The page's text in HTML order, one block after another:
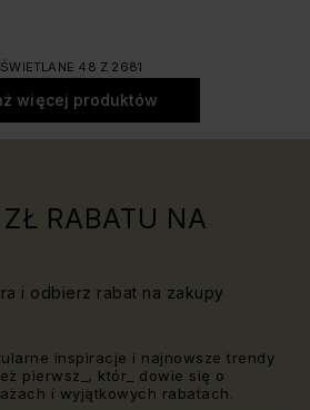
48 Z 2681
więcej produktów
RABATU NA
i odbierz rabat na zakupy
inspiracje i najnowsze trendy
pierwsz_, któr_ dowie się o
i wyjątkowych rabatach.